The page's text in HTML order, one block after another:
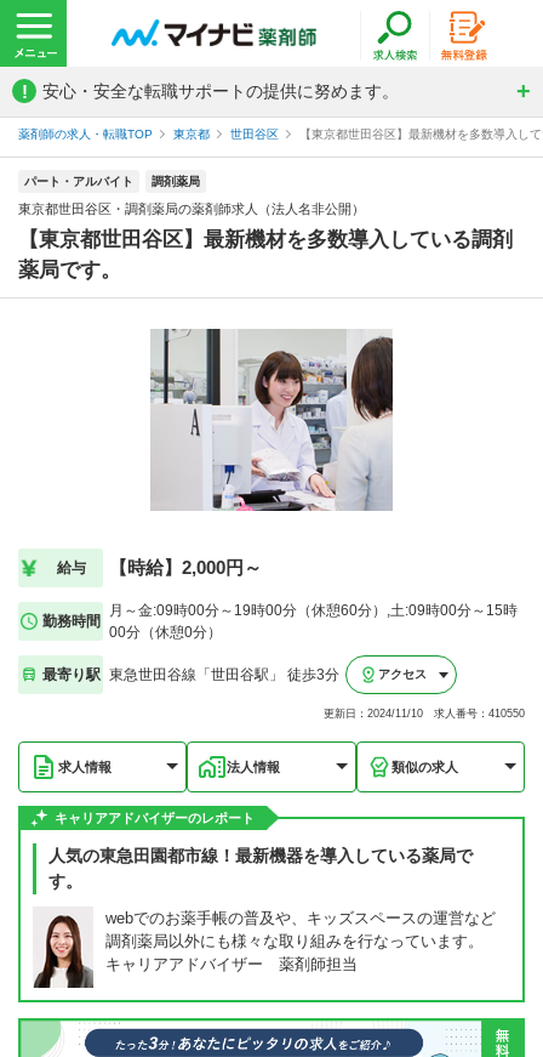
! 安心・安全な転職サポートの提供に努めます。
薬剤師の求人・転職TOP 東京都 世田谷区 【東京都世田谷区】最新機材を多数導入し
パート・アルバイト 調剤薬局
東京都世田谷区・調剤薬局の薬剤師求人（法人名非公開）
【東京都世田谷区】最新機材を多数導入している調剤
薬局です。
給与 【時給】2,000円～
勤務時間
月～金:09時00分～19時00分（休憩60分）,土:09時00分～15時
00分（休憩0分）
最寄り駅 東急世田谷線「世田谷駅」 徒歩3分 アクセス
更新日：2024/11/10 求人番号：410550
求人情報 法人情報 類似の求人
キャリアアドバイザーのレポート
人気の東急田園都市線！最新機器を導入している薬局で
す。
webでのお薬手帳の普及や、キッズスペースの運営など
調剤薬局以外にも様々な取り組みを行なっています。
キャリアアドバイザー 薬剤師担当